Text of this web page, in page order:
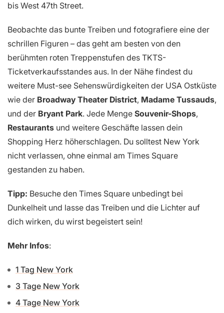
bis West 47th Street.
Beobachte das bunte Treiben und fotografiere eine der
schrillen Figuren – das geht am besten von den
berühmten roten Treppenstufen des TKTS-
Ticketverkaufsstandes aus. In der Nähe findest du
weitere Must-see Sehenswürdigkeiten der USA Ostküste
wie der Broadway Theater District, Madame Tussauds,
und der Bryant Park. Jede Menge Souvenir-Shops,
Restaurants und weitere Geschäfte lassen dein
Shopping Herz höherschlagen. Du solltest New York
nicht verlassen, ohne einmal am Times Square
gestanden zu haben.
Tipp: Besuche den Times Square unbedingt bei
Dunkelheit und lasse das Treiben und die Lichter auf
dich wirken, du wirst begeistert sein!
Mehr Infos:
1 Tag New York
3 Tage New York
4 Tage New York